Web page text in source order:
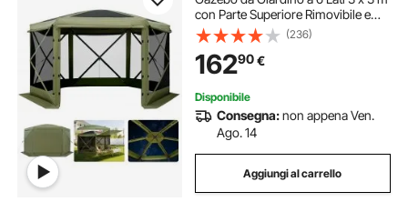
con Parte Superiore Rimovibile e
Borsa per il Trasporto, Montaggio
Rapido e Anti-Morsi, Riparo Solare
per 8 Persone, Verde
(236)
16290€
Disponibile
Consegna:non appena Ven.
Ago. 14
Aggiungi al carrello